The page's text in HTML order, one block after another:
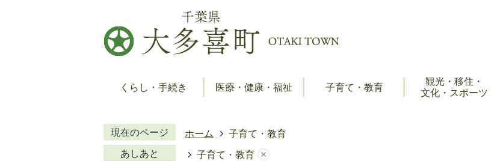
くらし・手続き 医療・健康・福祉 子育て・教育
観光・移住・
文化・スポーツ
現在のページ ホーム
子育て・教育
あしあと
子育て・教育